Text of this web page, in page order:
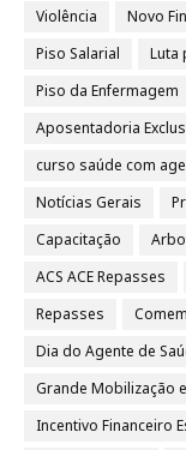
Violência
Novo
Piso Salarial
Luta
Piso da Enfermagem
Aposentadoria
curso saúde com
Notícias Gerais
Capacitação
ACS ACE Repasses
Repasses
Dia do Agente de
Grande Mobilização
Incentivo Financeiro